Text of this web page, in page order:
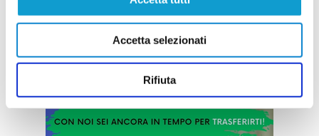
Accetta selezionati
Rifiuta